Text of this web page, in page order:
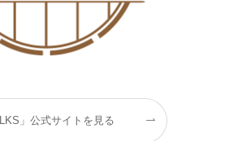
」公式サイトを見る